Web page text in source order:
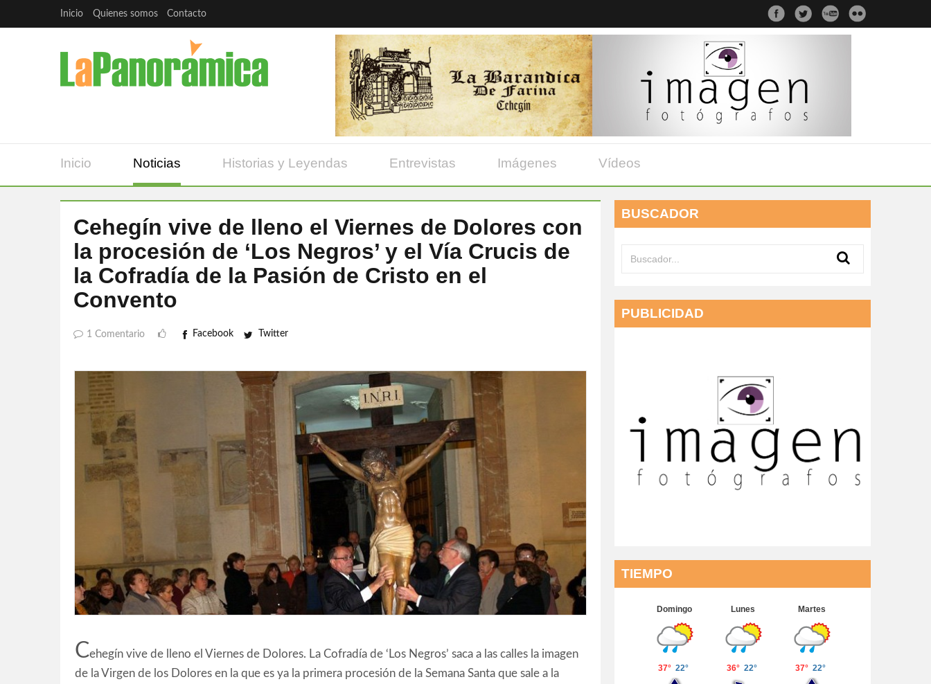
Inicio Quienes somos Contacto
Inicio Noticias Historias y Leyendas Entrevistas Imágenes Vídeos
Cehegín vive de lleno el Viernes de Dolores con
la procesión de ‘Los Negros’ y el Vía Crucis de
la Cofradía de la Pasión de Cristo en el
Convento
1 Comentario Facebook Twitter
Cehegín vive de lleno el Viernes de Dolores. La Cofradía de ‘Los Negros’ saca a las calles la imagen
de la Virgen de los Dolores en la que es ya la primera procesión de la Semana Santa que sale a la
BUSCADOR
PUBLICIDAD
TIEMPO